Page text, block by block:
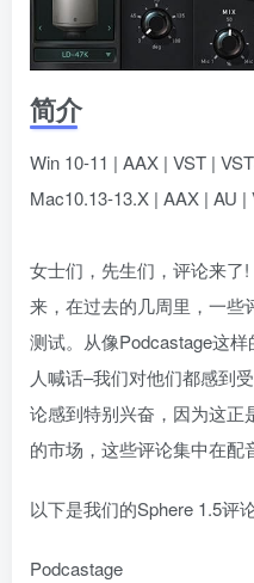
简介
Win 10-11 | AAX | VST |
Mac10.13-13.X | AAX | AU
女士们，先生们，评论来了
来，在过去的几周里，一些
测试。从像Podcastage这
人喊话–我们对他们都感到
论感到特别兴奋，因为这正
的市场，这些评论集中在配
以下是我们的Sphere 1.5评
Podcastage